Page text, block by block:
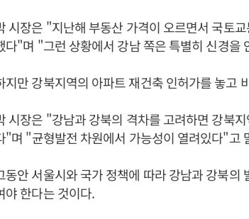
시장은 "지난해 부동산 가격이 오르면서 국토
다"며 "그런 상황에서 강남 쪽은 특별히 신경을
지만 강북지역의 아파트 재건축 인허가를 놓고
시장은 "강남과 강북의 격차를 고려하면 강북
"며 "균형발전 차원에서 가능성이 열려있다"고
동안 서울시와 국가 정책에 따라 강남과 강북
야 한다는 것이다.